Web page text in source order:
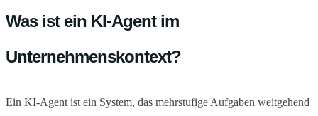
Was ist ein KI-Agent im
Unternehmenskontext?
Ein KI-Agent ist ein System, das mehrstufige Aufgaben weitgehend